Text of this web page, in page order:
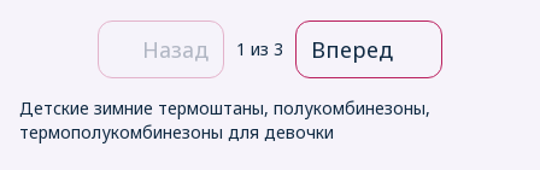
Назад 1 из 3 Вперед
Детские зимние термоштаны, полукомбинезоны,
термополукомбинезоны для девочки